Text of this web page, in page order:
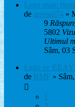
Lego mare
de arsenal74 »
9
5802
Ultimul
Sâm, 03
Lego pe EBAY
de BMF »
1